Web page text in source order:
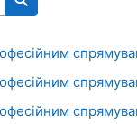
Пошук курсів